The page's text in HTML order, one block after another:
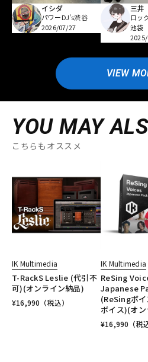
イシダ
パワーDJ's渋谷
2026/07/27
三井
ロッ
池袋
VIEW
YOU MAY
こちらもオススメ
IK Multimedia
T-RackS Leslie (代引不
可)(オンライン納品)
¥16,990 （税込）
IK Multimedia
ReSing
Japanese
(ReSingボ
ボイス)(オ
¥16,990 （税